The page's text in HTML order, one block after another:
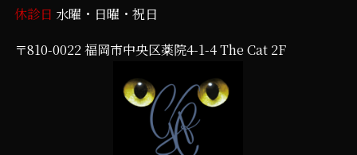
休診日 水曜・日曜・祝日
〒810-0022 福岡市中央区薬院4-1-4 The Cat 2F